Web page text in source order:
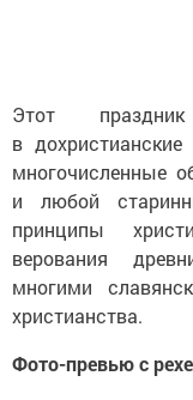
Этот
в
многочисленные
и любой
принципы
верования
многими
христианства.
Фото-превью с